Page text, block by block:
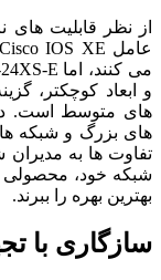
از نظر قابلیت
و ابعاد کوچکتر،
های بزرگ و شبکه
تفاوت ها به مدیران
شبکه خود، محصولی
بهترین بهره را ببرند.
سازگاری با